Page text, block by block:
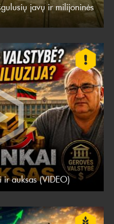
javų ir milijoninės
ir auksas (VIDEO)